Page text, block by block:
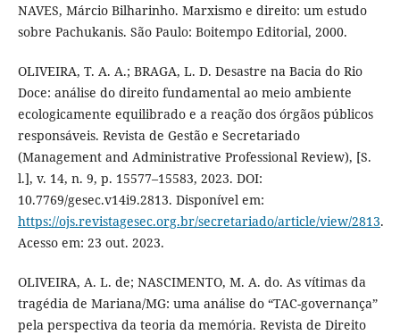
NAVES, Márcio Bilharinho. Marxismo e direito: um estudo
sobre Pachukanis. São Paulo: Boitempo Editorial, 2000.
OLIVEIRA, T. A. A.; BRAGA, L. D. Desastre na Bacia do Rio
Doce: análise do direito fundamental ao meio ambiente
ecologicamente equilibrado e a reação dos órgãos públicos
responsáveis. Revista de Gestão e Secretariado
(Management and Administrative Professional Review), [S.
l.], v. 14, n. 9, p. 15577–15583, 2023. DOI:
10.7769/gesec.v14i9.2813. Disponível em:
https://ojs.revistagesec.org.br/secretariado/article/view/2813.
Acesso em: 23 out. 2023.
OLIVEIRA, A. L. de; NASCIMENTO, M. A. do. As vítimas da
tragédia de Mariana/MG: uma análise do “TAC-governança”
pela perspectiva da teoria da memória. Revista de Direito